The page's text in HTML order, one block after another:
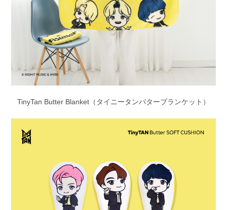
TinyTan Butter Blanket（タイニータンバターブランケット）